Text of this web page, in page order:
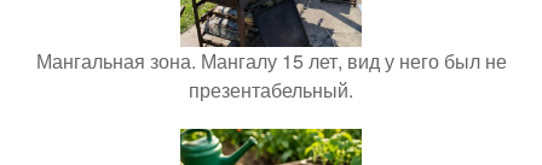
Мангальная зона. Мангалу 15 лет, вид у него был не
презентабельный.